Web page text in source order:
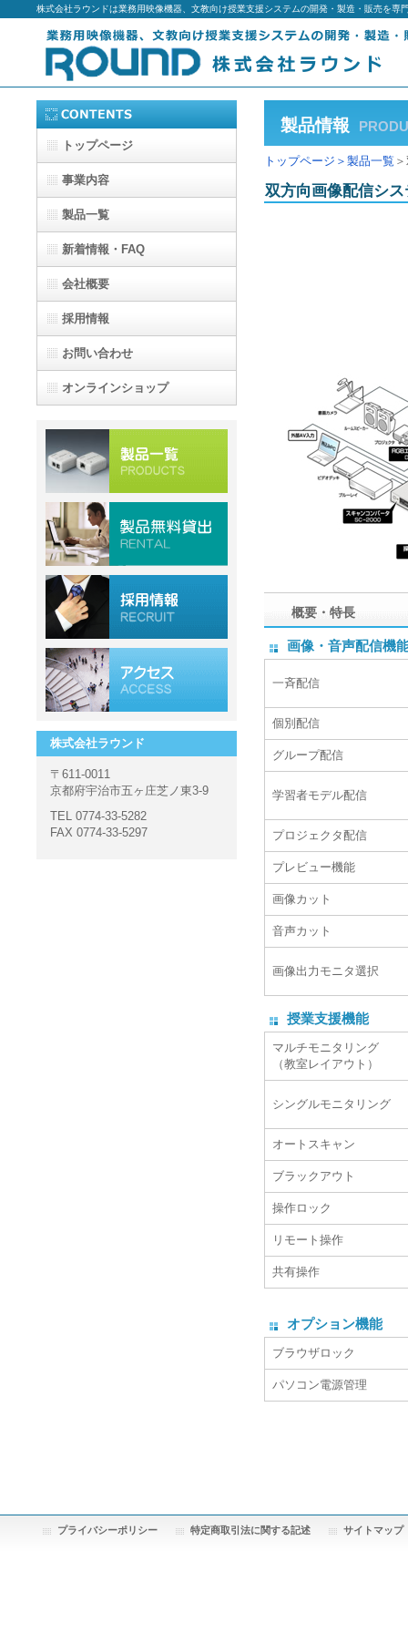
株式会社ラウンドは業務用映像機器、文教向け授業支援システムの開発・製造・販売を専
製品情報
トップページ ＞ 製品一覧
双方向画像配信シ
概要・特長
画像・音声配信機
一斉配信
個別配信
グループ配信
学習者モデル配信
プロジェクタ配信
プレビュー機能
画像カット
音声カット
画像出力モニタ選択
授業支援機能
マルチモニタリング
（教室レイアウト）
シングルモニタリング
オートスキャン
ブラックアウト
操作ロック
リモート操作
共有操作
オプション機能
ブラウザロック
パソコン電源管理
トップページ
事業内容
製品一覧
新着情報・FAQ
会社概要
採用情報
お問い合わせ
オンラインショップ
株式会社ラウンド
〒611-0011
京都府宇治市五ヶ庄芝ノ東3-9
TEL 0774-33-5282
FAX 0774-33-5297
プライバシーポリシー 特定商取引法に関する記述 サイトマップ